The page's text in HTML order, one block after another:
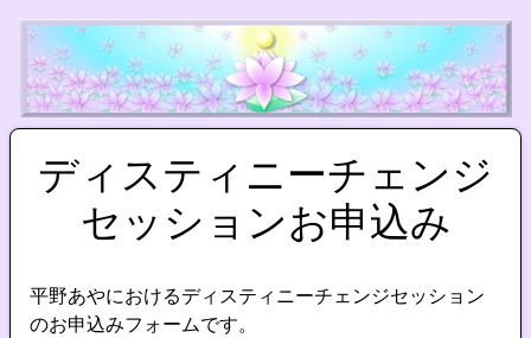
ディスティニーチェンジ
セッションお申込み
平野あやにおけるディスティニーチェンジセッション
のお申込みフォームです。